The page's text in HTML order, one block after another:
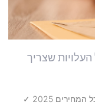
שצריך
מדריך מקיף לעלויות רישום פטנט בינלאומי ✓ כל המחירים 2025 ✓